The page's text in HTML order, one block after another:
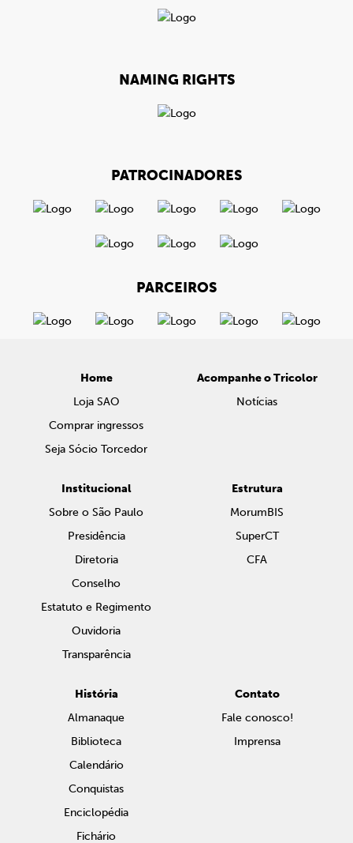
NAMING RIGHTS
PATROCINADORES
PARCEIROS
Home
Loja SAO
Comprar ingressos
Seja Sócio Torcedor
Acompanhe o Tricolor
Notícias
Institucional
Sobre o São Paulo
Presidência
Diretoria
Conselho
Estatuto e Regimento
Ouvidoria
Transparência
Estrutura
MorumBIS
SuperCT
CFA
História
Almanaque
Biblioteca
Calendário
Conquistas
Enciclopédia
Fichário
Contato
Fale conosco!
Imprensa